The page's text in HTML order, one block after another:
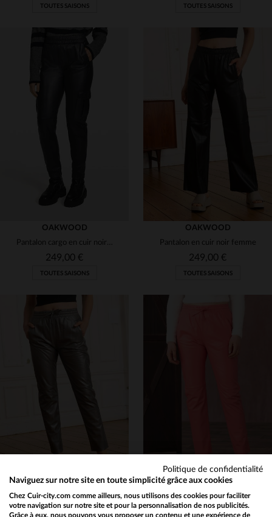
TAILLES DISPONIBLES
TOUTES SAISONS
TAILLES DISPONIBLES
TOUTES SAISONS
TAILLES DISPONIBLES
OAKWOOD
Pantalon cargo en cuir noir pour femme
249,00 €
TOUTES SAISONS
OAKWOOD
Pantalon en cuir noir femme
249,00 €
TOUTES SAISONS
OAKWOOD
Pantalon en cuir gris métallisé femme
OAKWOOD
Jogpant en cuir décontracté rose foncé
Politique de confidentialité
Naviguez sur notre site en toute simplicité grâce aux cookies
Chez Cuir-city.com comme ailleurs, nous utilisons des cookies pour faciliter
votre navigation sur notre site et pour la personnalisation de nos publicités.
Grâce à eux, nous pouvons vous proposer un contenu et une expérience de